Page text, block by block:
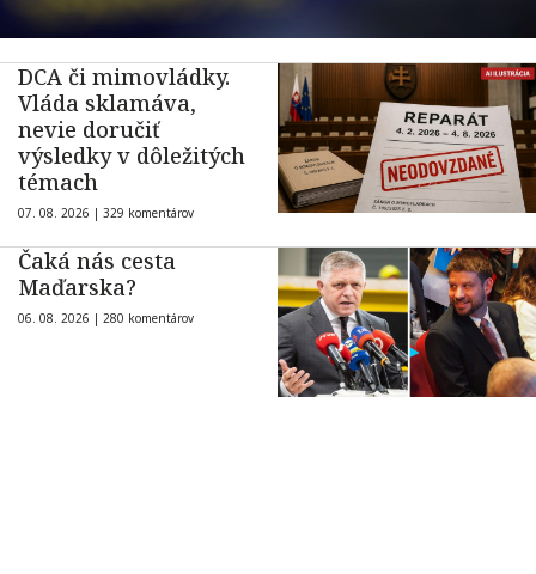
DCA či mimovládky.
Vláda sklamáva,
nevie doručiť
výsledky v dôležitých
témach
07. 08. 2026 | 329 komentárov
Čaká nás cesta
Maďarska?
06. 08. 2026 | 280 komentárov